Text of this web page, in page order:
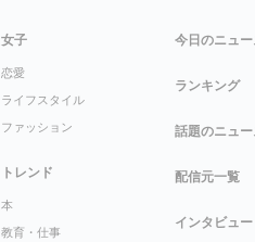
女子
恋愛
ライフスタイル
ファッション
トレンド
本
教育・仕事
今日のニュー
ランキング
話題のニュー
配信元一覧
インタビュー